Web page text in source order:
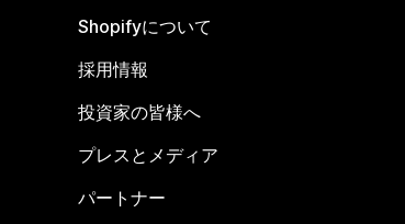
Shopifyについて
採用情報
投資家の皆様へ
プレスとメディア
パートナー